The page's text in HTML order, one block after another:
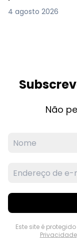
4 agosto 2026
Não
Este site é
Privacidade